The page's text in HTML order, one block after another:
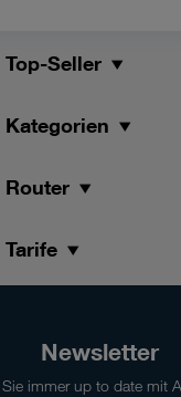
Top-Seller
Kategorien
Router
Tarife
Newsletter
immer up to date mit